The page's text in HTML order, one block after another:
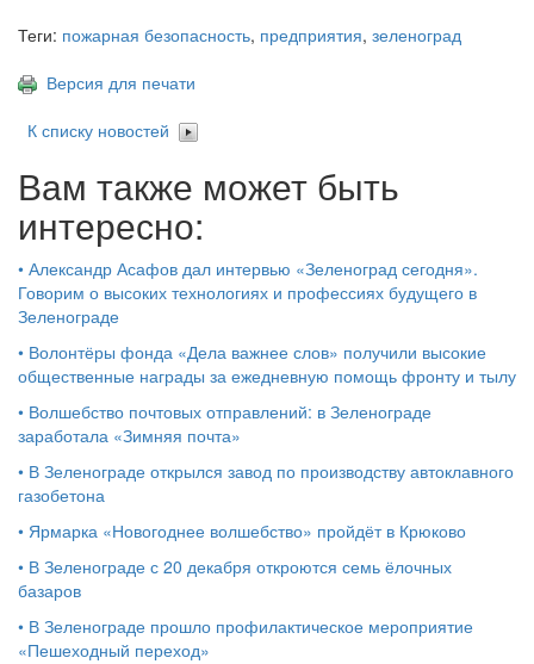
Теги: пожарная безопасность, предприятия, зеленоград
Версия для печати
К списку новостей
Вам также может быть
интересно:
• Александр Асафов дал интервью «Зеленоград сегодня».
Говорим о высоких технологиях и профессиях будущего в
Зеленограде
• Волонтёры фонда «Дела важнее слов» получили высокие
общественные награды за ежедневную помощь фронту и тылу
• Волшебство почтовых отправлений: в Зеленограде
заработала «Зимняя почта»
• В Зеленограде открылся завод по производству автоклавного
газобетона
• Ярмарка «Новогоднее волшебство» пройдёт в Крюково
• В Зеленограде с 20 декабря откроются семь ёлочных
базаров
• В Зеленограде прошло профилактическое мероприятие
«Пешеходный переход»